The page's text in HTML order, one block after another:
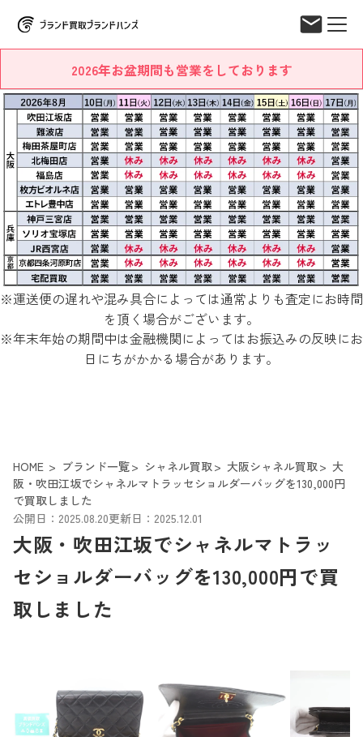
2026年お盆期間も営業をしております
※運送便の遅れや混み具合によっては通常よりも査定にお時間
を頂く場合がございます。
※年末年始の期間中は金融機関によってはお振込みの反映にお
日にちがかかる場合があります。
HOME ブランド一覧 シャネル買取 大阪シャネル買取
大
阪・吹田江坂でシャネルマトラッセショルダーバッグを130,000円
で買取しました
公開日：2025.08.20更新日：2025.12.01
大阪・吹田江坂でシャネルマトラッ
セショルダーバッグを130,000円で買
取しました